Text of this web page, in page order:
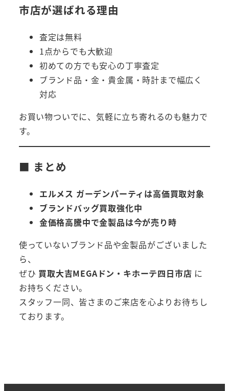
市店が選ばれる理由
査定は無料
1点からでも大歓迎
初めての方でも安心の丁寧査定
ブランド品・金・貴金属・時計まで幅広く
対応
お買い物ついでに、気軽に立ち寄れるのも魅力で
す。
■ まとめ
エルメス ガーデンパーティは高価買取対象
ブランドバッグ買取強化中
金価格高騰中で金製品は今が売り時
使っていないブランド品や金製品がございました
ら、
ぜひ 買取大吉MEGAドン・キホーテ四日市店 に
お持ちください。
スタッフ一同、皆さまのご来店を心よりお待ちし
ております。